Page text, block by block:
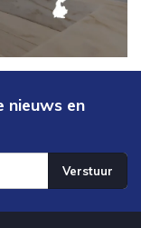
nieuws en
Verstuur